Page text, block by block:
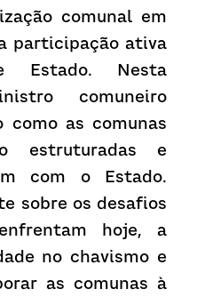
comunal em
participação ativa
Estado. Nesta
comuneiro
como as comunas
estruturadas e
com o Estado.
sobre os desafios
hoje, a
no chavismo e
as comunas à